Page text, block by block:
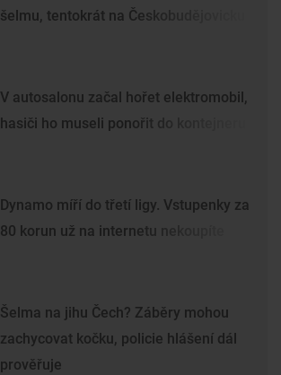
šelmu, tentokrát na Českobudějovicku
V autosalonu začal hořet elektromobil,
hasiči ho museli ponořit do kontejneru
Dynamo míří do třetí ligy. Vstupenky za
80 korun už na internetu nekoupíte
Šelma na jihu Čech? Záběry mohou
zachycovat kočku, policie hlášení dál
prověřuje